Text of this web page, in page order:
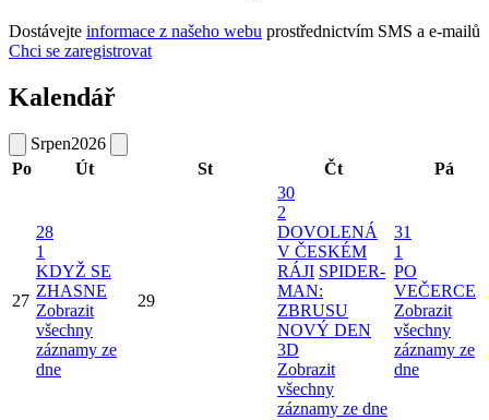
Dostávejte informace z našeho webu prostřednictvím SMS a e-mailů
Chci se zaregistrovat
Kalendář
Srpen2026
Po
Út St Čt Pá
27
28
1
KDYŽ SE
ZHASNE
Zobrazit
všechny
záznamy ze
dne
29
30
2
DOVOLENÁ
V ČESKÉM
RÁJI SPIDER-
MAN:
ZBRUSU
NOVÝ DEN
3D
Zobrazit
všechny
záznamy ze dne
31
1
PO
VEČERCE
Zobrazit
všechny
záznamy ze
dne